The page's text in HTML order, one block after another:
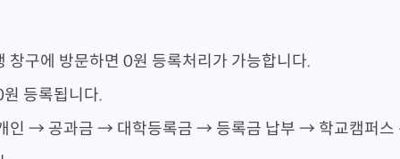
창구에 방문하면 0원 등록처리가 가능합니다.
등록됩니다.
인 → 공과금 → 대학등록금 → 등록금 납부 → 학교캠퍼